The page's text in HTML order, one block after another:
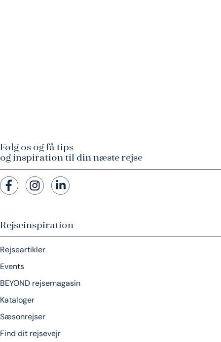
Rejseinspiration
Rejseartikler
Events
BEYOND rejsemagasin
Kataloger
Sæsonrejser
Find dit rejsevejr
Følg os og få tips
og inspiration til din næste rejse